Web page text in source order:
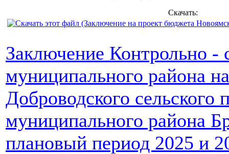
Скачать:
Заключение Контрольно -
муниципального района
Доброводского сельского
муниципального района
плановый период 2025 и